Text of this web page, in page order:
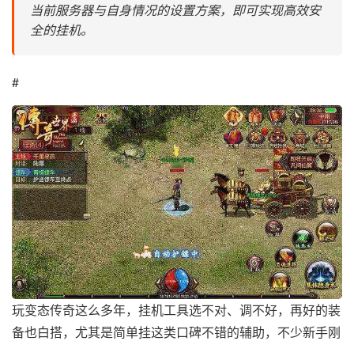
当前服务器与自身情况的设置方案，即可实现高效安
全的挂机。
#
玩变态传奇这么多年，挂机工具选不对、调不好，再好的装
备也白搭，尤其是简单挂这类口碑不错的辅助，不少新手刚